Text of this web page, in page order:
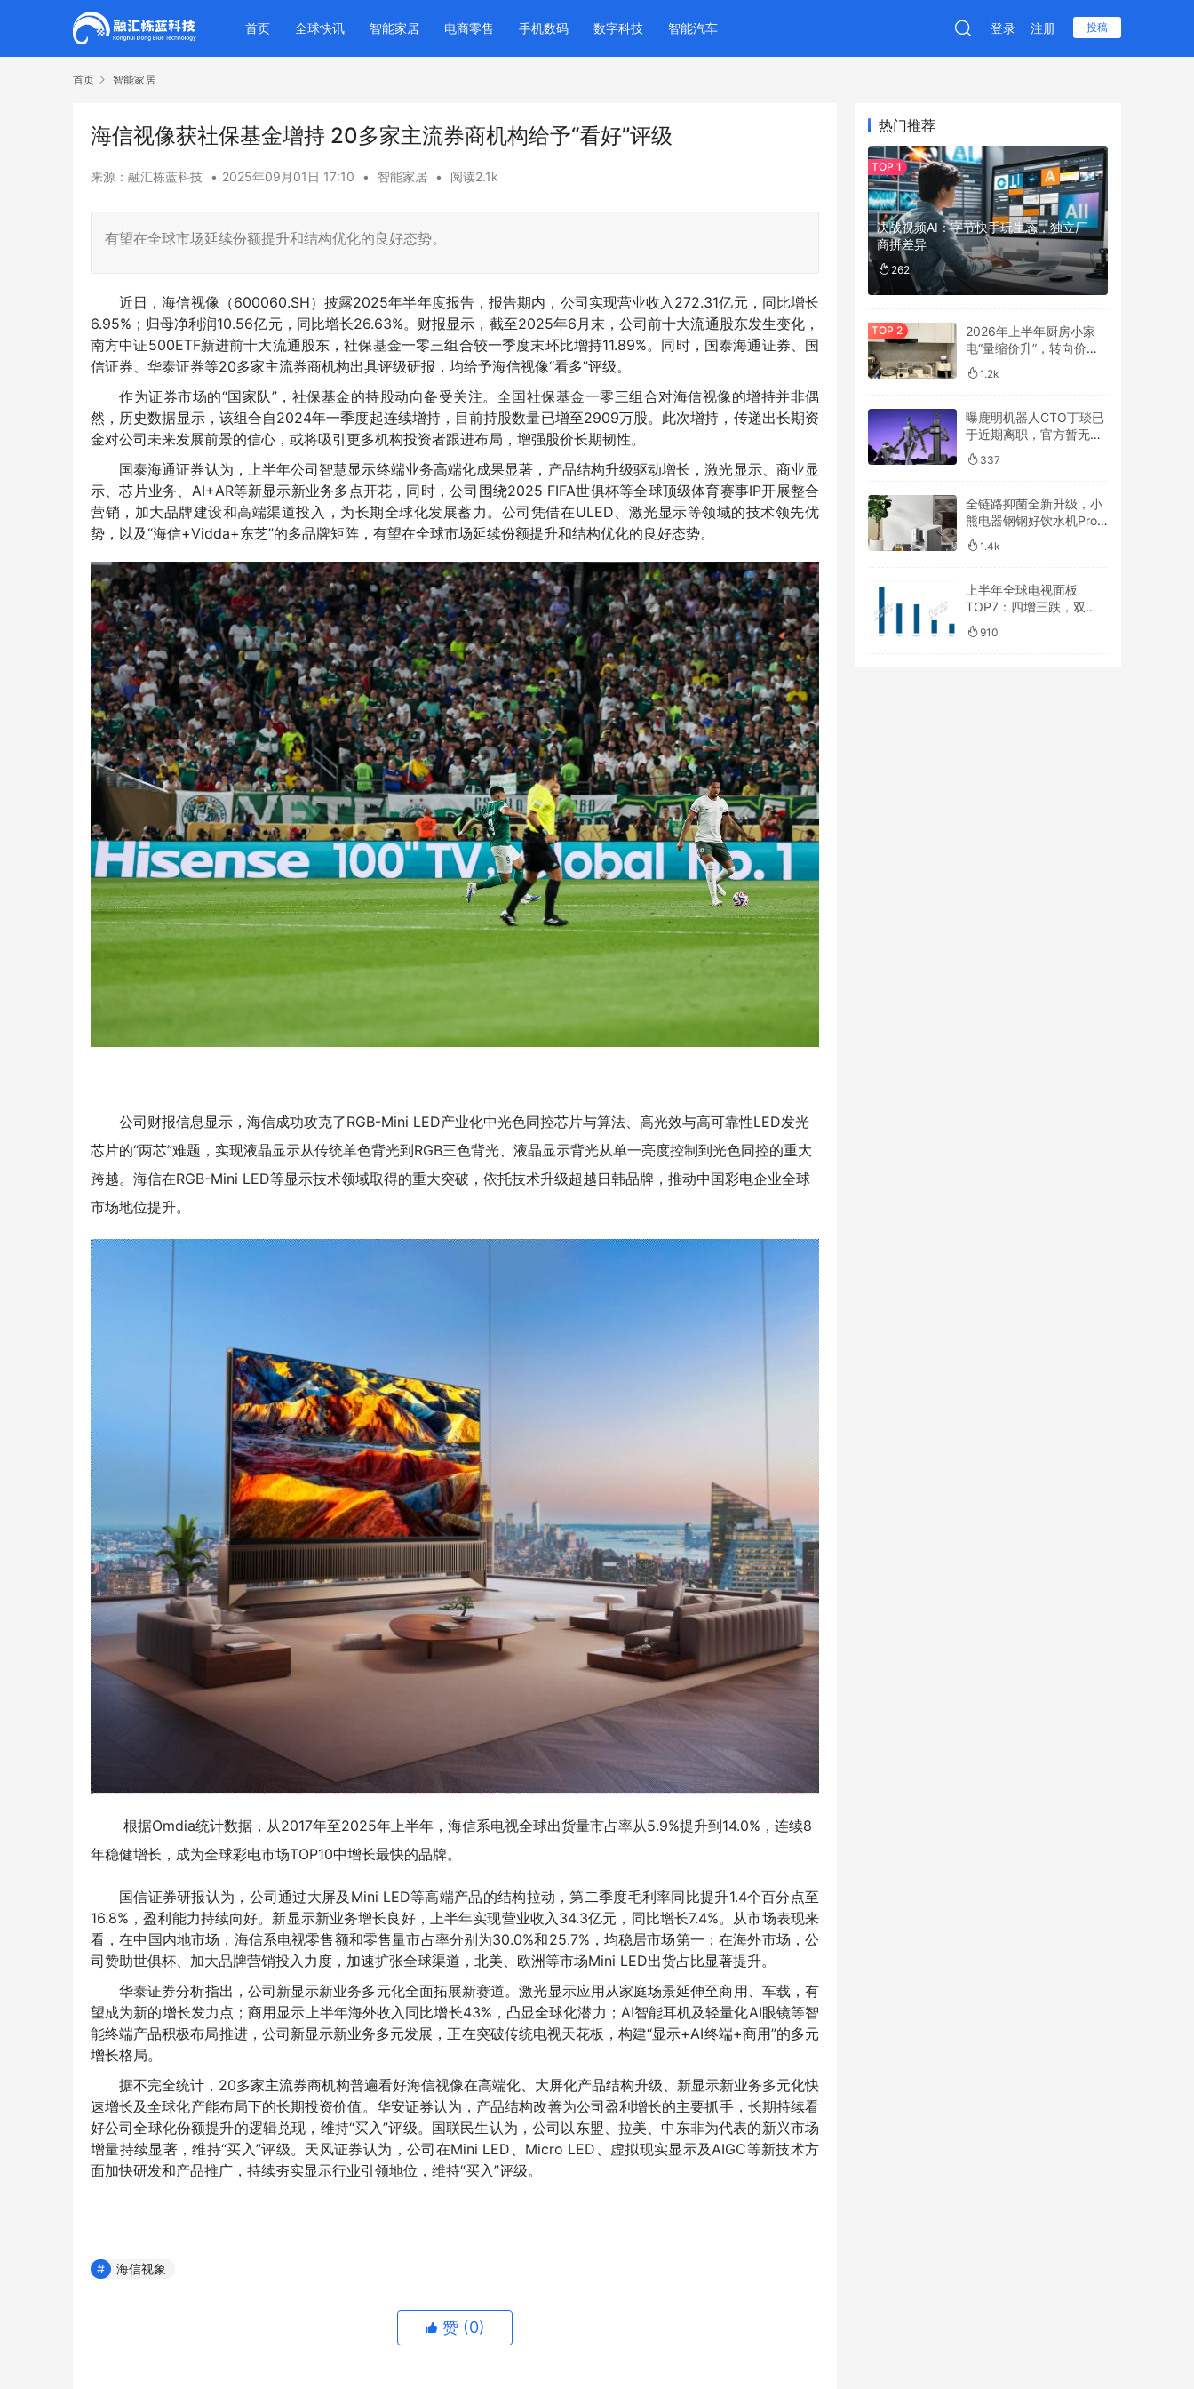
首页 全球快讯 智能家居 电商零售 手机数码 数字科技 智能汽车 登录 注册 投稿
首页 智能家居
海信视像获社保基金增持 20多家主流券商机构给予“看好”评级
来源：融汇栋蓝科技 • 2025年09月01日 17:10 • 智能家居 • 阅读2.1k
有望在全球市场延续份额提升和结构优化的良好态势。
近日，海信视像（600060.SH） 披露2025年半年度报告，报告期内，公司实现营业收入272.31亿元，同比增长
6.95%；归母净利润10.56亿元，同比增长26.63%。财报显示，截至2025年6月末，公司前十大流通股东发生变化，
南方中证500ETF新进前十大流通股东，社保基金一零三组合较一季度末环比增持11.89%。同时，国泰海通证券、国
信证券、华泰证券等20多家主流券商机构出具评级研报，均给予海信视像“看多”评级。
作为证券市场的“国家队”，社保基金的持股动向备受关注。 全国社保基金一零三组合对海信视像的增持并非偶
然， 历史数据显示，该组合自2024年一季度起连续增持，目前持股数量已增至2909万股。此次增持，传递出长期资
金对公司未来发展前景的信心，或将吸引更多机构投资者跟进布局，增强股价长期韧性。
国泰海通证券认为，上半年公司智慧显示终端业务高端化成果显著，产品结构升级驱动增长，激光显示、商业显
示、芯片业务、AI+AR等新显示新业务多点开花，同时，公司围绕2025 FIFA世俱杯等全球顶级体育赛事IP开展整合
营销，加大品牌建设和高端渠道投入，为长期全球化发展蓄力。公司凭借在ULED、激光显示等领域的技术领先优
势，以及“海信+Vidda+东芝”的多品牌矩阵，有望在全球市场延续份额提升和结构优化的良好态势。
公司财报信息显示，海信成功攻克了RGB-Mini LED产业化中光色同控芯片与算法、高光效与高可靠性LED发光
芯片的“两芯”难题，实现液晶显示从传统单色背光到RGB三色背光、液晶显示背光从单一亮度控制到光色同控的重大
跨越。海信在RGB-Mini LED等显示技术领域取得的重大突破，依托技术升级超越日韩品牌，推动中国彩电企业全球
市场地位提升。
根据Omdia统计数据，从2017年至2025年上半年，海信系电视全球出货量市占率从5.9%提升到14.0%，连续8
年稳健增长，成为全球彩电市场TOP10中增长最快的品牌。
国信证券研报认为，公司通过大屏及Mini LED等高端产品的结构拉动，第二季度毛利率同比提升1.4个百分点至
16.8%，盈利能力持续向好。新显示新业务增长良好，上半年实现营业收入34.3亿元，同比增长7.4%。从市场表现来
看，在中国内地市场， 海信系电视零售额和零售量市占率分别为30.0%和25.7%，均稳居市场第一 ；在海外市场，公
司赞助世俱杯、加大品牌营销投入力度，加速扩张全球渠道，北美、欧洲等市场Mini LED出货占比显著提升。
华泰证券分析指出，公司新显示新业务多元化全面拓展新赛道。激光显示应用从家庭场景延伸至商用、车载，有
望成为新的增长发力点；商用显示上半年海外收入同比增长43%，凸显全球化潜力；AI智能耳机及轻量化AI眼镜等智
能终端产品积极布局推进，公司新显示新业务多元发展，正在突破传统电视天花板，构建“显示+AI终端+商用”的多元
增长格局。
据不完全统计，20多家主流券商机构普遍看好海信视像在高端化、大屏化产品结构升级、新显示新业务多元化快
速增长及全球化产能布局下的长期投资价值。华安证券认为， 产品结构改善为公司盈利增长的主要抓手， 长期持续看
好公司全球化份额提升的逻辑兑现 ，维持“买入”评级。 国联民生认为，公司以东盟、拉美、中东非为代表的新兴市场
增量持续显著，维持“买入”评级。天风证券认为，公司在Mini LED、Micro LED、虚拟现实显示及AIGC等新技术方
面加快研发和产品推广，持续夯实显示行业引领地位，维持“买入”评级。
海信视象
赞 (0)
热门推荐
决战视频AI：字节快手玩生态，独立厂
商拼差异
262
2026年上半年厨房小家
电“量缩价升”，转向价值
驱动
1.2k
曝鹿明机器人CTO丁琰已
于近期离职，官方暂无回
应
337
全链路抑菌全新升级，小
熊电器钢钢好饮水机Pro
让每一口都安心
1.4k
上半年全球电视面板
TOP7：四增三跌，双寡
头格局进一步被“焊钉”
910